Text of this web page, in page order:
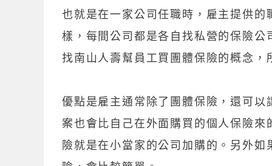
也就是在一家公司任職時，雇主提供
樣，每間公司都是各自找私營的保險
找南山人壽幫員工買團體保險的概念
優點是雇主通常除了團體保險，還可
案也會比自己在外面購買的個人保險來
險就是在小當家的公司加購的。另外